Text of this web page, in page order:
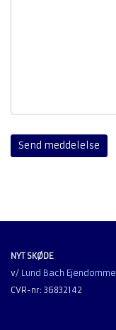
NYT SKØDE
v/ Lund Bach Ejendomme
CVR-nr: 36832142